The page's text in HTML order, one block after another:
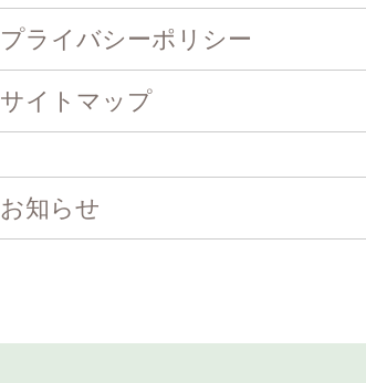
プライバシーポリシー
サイトマップ
お知らせ